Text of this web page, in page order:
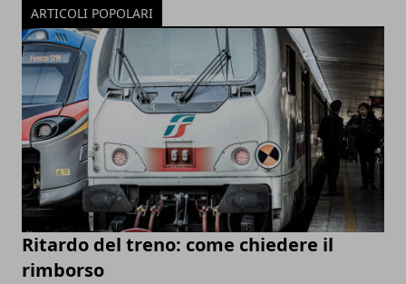
ARTICOLI POPOLARI
Ritardo del treno: come chiedere il
rimborso